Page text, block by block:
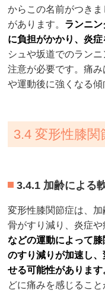
からこの名前がつき
があります。 ランニ
に負担がかかり、炎
シュや坂道でのラン
注意が必要です。痛
や運動後に強くなる傾
3.4 変形性膝関
3.4.1 加齢による
変形性膝関節症は、
骨がすり減り、炎症や
などの運動によって
のすり減りが加速し
せる可能性があります
どに痛みを感じるこ